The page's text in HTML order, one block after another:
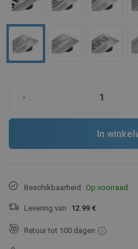
-
In
Beschikbaarheid: Op voorraad
Levering van: 12.99 €
Retour tot 100 dagen